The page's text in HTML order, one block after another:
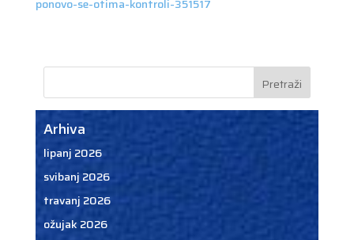
ponovo-se-otima-kontroli-351517
Arhiva
lipanj 2026
svibanj 2026
travanj 2026
ožujak 2026